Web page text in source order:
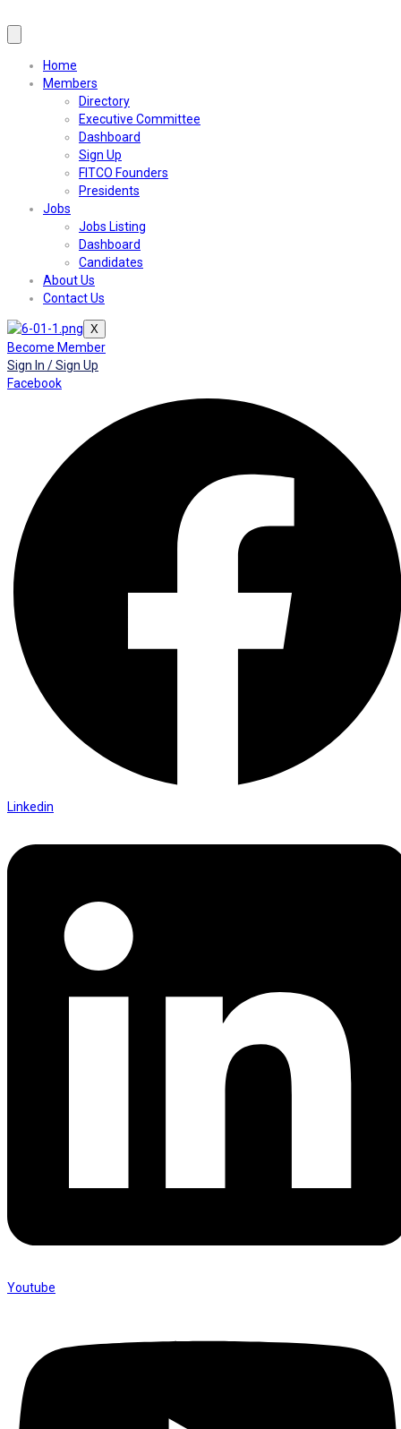
Home
Members
Directory
Executive Committee
Dashboard
Sign Up
FITCO Founders
Presidents
Jobs
Jobs Listing
Dashboard
Candidates
About Us
Contact Us
X
Become Member
Sign In / Sign Up
Facebook
Linkedin
Youtube